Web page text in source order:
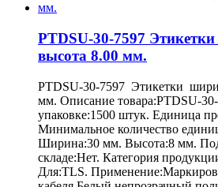
PTDSU-30-7597
высота 8.00 мм.
PTDSU-30-7597 Этикетки
мм. Описание товара:PTDSU-
упаковке:1500 штук. Единица
Минимальное количество
Ширина:30 мм. Высота:8 мм.
складе:Нет. Категория
Для:TLS.